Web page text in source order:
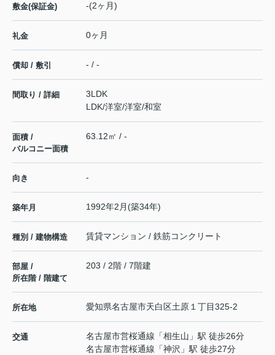
敷金(保証金) -(2ヶ月)
礼金 0ヶ月
償却 / 敷引 - / -
間取り / 詳細
3LDK
LDK/洋室/洋室/和室
面積 /
バルコニー面積
63.12㎡ / -
向き -
築年月 1992年2月(築34年)
種別 / 建物構造 賃貸マンション / 鉄筋コンクリート
部屋 /
所在階 / 階建て
203 / 2階 / 7階建
所在地 愛知県名古屋市天白区土原 １丁目325-2
交通 名古屋市営桜通線 「相生山 」駅 徒歩26分
名古屋市営桜通線 「神沢 」駅 徒歩27分